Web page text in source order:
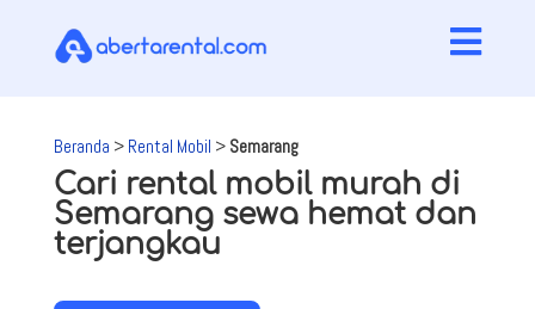

Beranda > Rental Mobil > Semarang
Cari rental mobil murah di
Semarang sewa hemat dan
terjangkau